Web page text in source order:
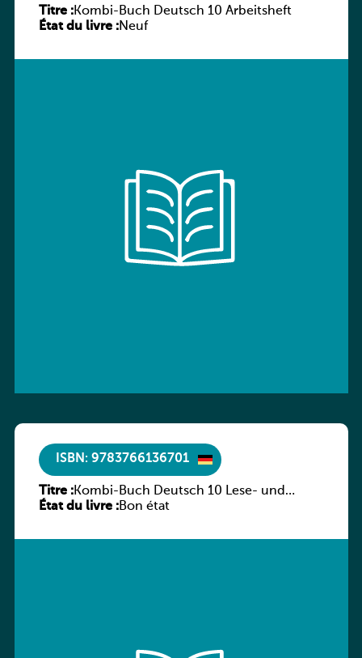
Titre :Kombi-Buch Deutsch 10 Arbeitsheft
État du livre :Neuf
ISBN: 9783766136701
Titre :Kombi-Buch Deutsch 10 Lese- und
Sprachbuch
État du livre :Bon état